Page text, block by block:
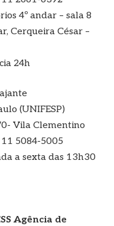
4º andar – sala 8
Cerqueira César –
24h
(UNIFESP)
Vila Clementino
5084-5005
a sexta das 13h30
Agência de